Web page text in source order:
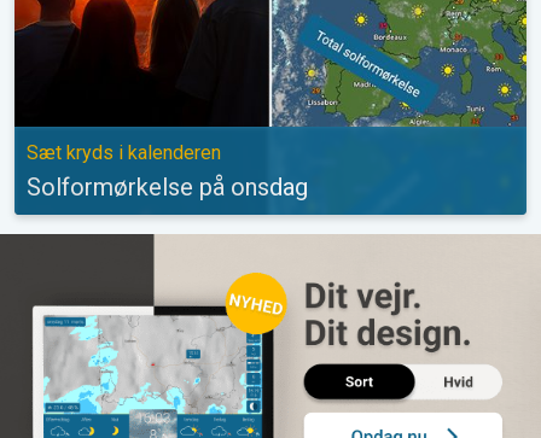
Sæt kryds i kalenderen
Solformørkelse på onsdag